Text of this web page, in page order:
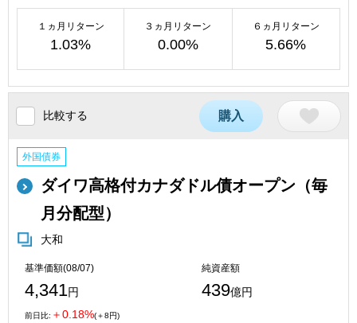
１ヵ月リターン
1.03%
３ヵ月リターン
0.00%
６ヵ月リターン
5.66%
比較する 購入
外国債券
ダイワ高格付カナダドル債オープン（毎
月分配型）
大和
基準価額(08/07)
4,341円
純資産額
439億円
前日比: ＋0.18%(＋8円)